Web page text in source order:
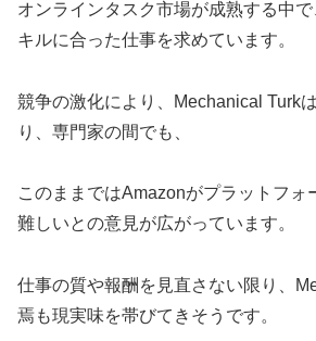
オンラインタスク市場が成熟する中
キルに合った仕事を求めています。
競争の激化により、Mechanical Turk
り、専門家の間でも、
このままではAmazonがプラットフォ
難しいとの意見が広がっています。
仕事の質や報酬を見直さない限り、
焉も現実味を帯びてきそうです。